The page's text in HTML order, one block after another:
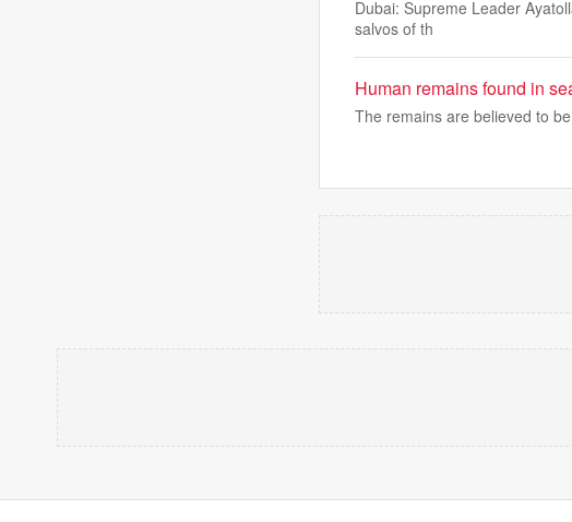
Dubai: Supreme Leader
salvos of th
Human remains found in
The remains are believed to